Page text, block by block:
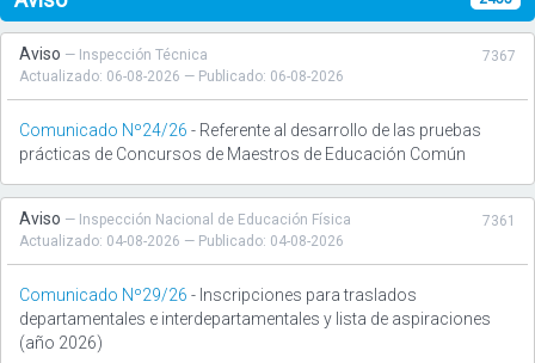
7367
Aviso — Inspección Técnica
Actualizado: 06-08-2026 — Publicado: 06-08-2026
Comunicado Nº24/26 - Referente al desarrollo de las pruebas
prácticas de Concursos de Maestros de Educación Común
7361
Aviso — Inspección Nacional de Educación Física
Actualizado: 04-08-2026 — Publicado: 04-08-2026
Comunicado Nº29/26 - Inscripciones para traslados
departamentales e interdepartamentales y lista de aspiraciones
(año 2026)